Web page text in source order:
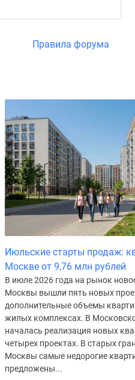
Правила форума
Июльские старты продаж:
Москве от 9,76 млн рублей
В июле 2026 года на рынок
Москвы вышли пять новых
дополнительные объемы
жилых комплексах. В
началась реализация новых
четырех проектах. В старых
Москвы самые недорогие
предложены...